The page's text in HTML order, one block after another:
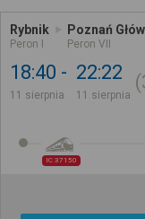
Rybnik
Peron I
Poznań
Peron VII
18:40
11 sierpnia
22:22
11 sierpnia
IC 37150